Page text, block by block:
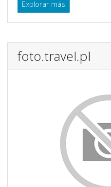
Explorar más
foto.travel.pl